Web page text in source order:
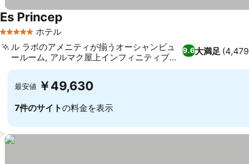
5 ホテルのランク
ホテル
Es Princep
9.6大満足
ル ラボのアメニティが揃うオーシャンビュ
ールーム, アルマク屋上インフィニティプー
ル
最安値 ￥49,630
7件のサイトの料金を表示